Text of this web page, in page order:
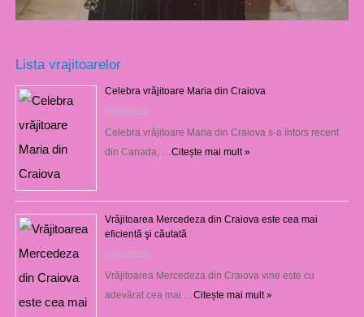
Lista vrajitoarelor
Celebra vrăjitoare Maria din Craiova
06/08/2026
Celebra vrăjitoare Maria din Craiova s-a întors recent
din Canada, … Citește mai mult »
Vrăjitoarea Mercedeza din Craiova este cea mai
eficientă şi căutată
27/07/2026
Vrăjitoarea Mercedeza din Craiova vine este cu
adevărat cea mai … Citește mai mult »